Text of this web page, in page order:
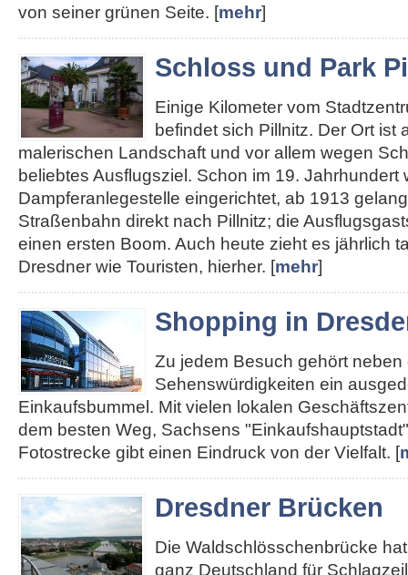
von seiner grünen Seite. [mehr]
Schloss und Park
Einige Kilometer vom
befindet sich Pillnitz. Der Ort ist
malerischen Landschaft und vor allem wegen
beliebtes Ausflugsziel. Schon im 19. Jahrhundert
Dampferanlegestelle eingerichtet, ab 1913
Straßenbahn direkt nach Pillnitz; die
einen ersten Boom. Auch heute zieht es jährlich
Dresdner wie Touristen, hierher. [mehr]
Shopping in
Zu jedem Besuch gehört neben
Sehenswürdigkeiten ein
Einkaufsbummel. Mit vielen lokalen
dem besten Weg, Sachsens
Fotostrecke gibt einen Eindruck von der Vielfalt. [
Dresdner Brücken
Die Waldschlösschenbrücke
ganz Deutschland für